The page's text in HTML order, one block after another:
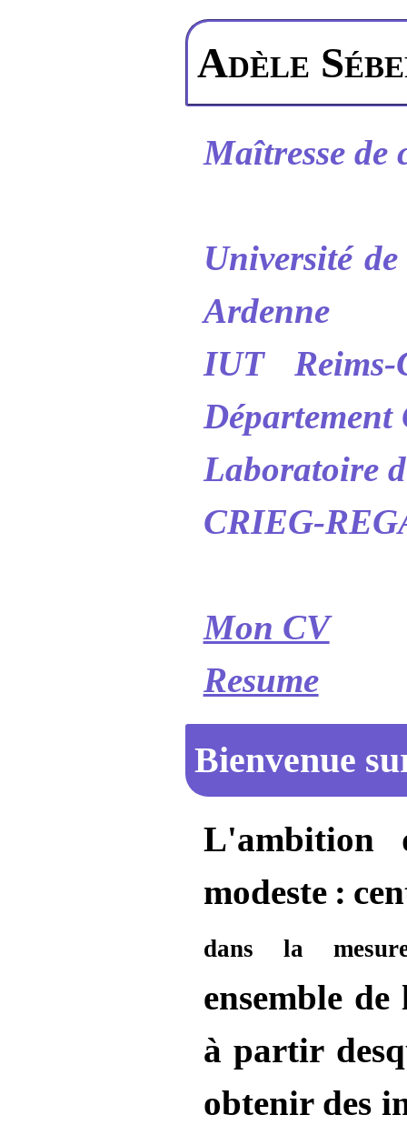
Adèle
Maîtresse de
Université
Ardenne
IUT Reims-
Département
Laboratoire
CRIEG-
Mon CV
Resume
Bienvenue
L'ambition
modeste :
dans la
ensemble de
à partir
obtenir des